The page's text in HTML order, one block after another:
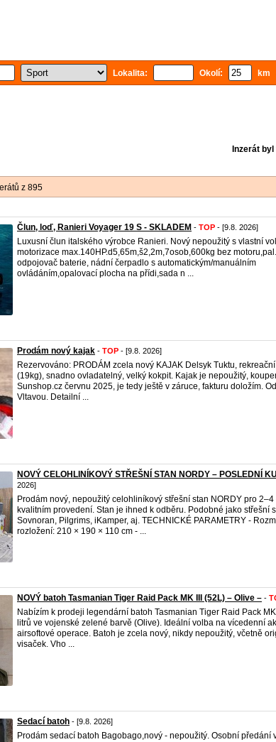
Lokalita: Okolí: km
Inzerát
z 895
Člun, loď, Ranieri Voyager 19 S - SKLADEM - TOP - [9.8. 2026]
Luxusní člun italského výrobce Ranieri. Nový nepoužitý s vlastní
motorizace max.140HP.d5,65m,š2,2m,7osob,600kg bez
odpojovač baterie, nádní čerpadlo s automatickým/manuálním
ovládáním,opalovací plocha na přídi,sada n ...
Prodám nový kajak - TOP - [9.8. 2026]
Rezervováno: PRODÁM zcela nový KAJAK Delsyk Tuktu,
(19kg), snadno ovladatelný, velký kokpit. Kajak je nepoužitý,
Sunshop.cz červnu 2025, je tedy ještě v záruce, fakturu doložím.
Vltavou. Detailní ...
NOVÝ CELOHLINÍKOVÝ STŘEŠNÍ STAN NORDY – POSLEDNÍ
2026]
Prodám nový, nepoužitý celohliníkový střešní stan NORDY pro
kvalitním provedení. Stan je ihned k odběru. Podobné jako střešní
Sovnoran, Pilgrims, iKamper, aj. TECHNICKÉ PARAMETRY -
rozložení: 210 × 190 × 110 cm - ...
NOVÝ batoh Tasmanian Tiger Raid Pack MK III (52L) – Olive – -
Nabízím k prodeji legendární batoh Tasmanian Tiger Raid Pack
litrů ve vojenské zelené barvě (Olive). Ideální volba na vícedenní
airsoftové operace. Batoh je zcela nový, nikdy nepoužitý, včetně
visaček. Vho ...
Sedací batoh - [9.8. 2026]
Prodám sedací batoh Bagobago,nový - nepoužitý. Osobní předání